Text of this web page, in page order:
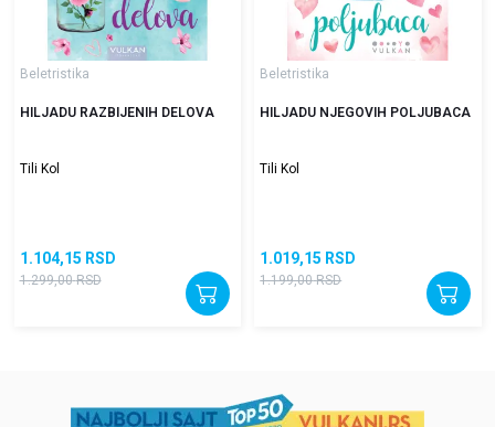
Beletristika
HILJADU RAZBIJENIH DELOVA
Tili Kol
1.104,15 RSD
1.299,00 RSD
Beletristika
HILJADU NJEGOVIH POLJUBACA
Tili Kol
1.019,15 RSD
1.199,00 RSD